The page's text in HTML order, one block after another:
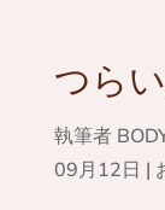
つら
執筆者
09月12日 |